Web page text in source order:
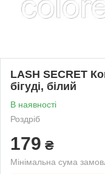
LASH SECRET
бігуді, білий
В наявності
Роздріб
179 ₴
Мінімальна сума